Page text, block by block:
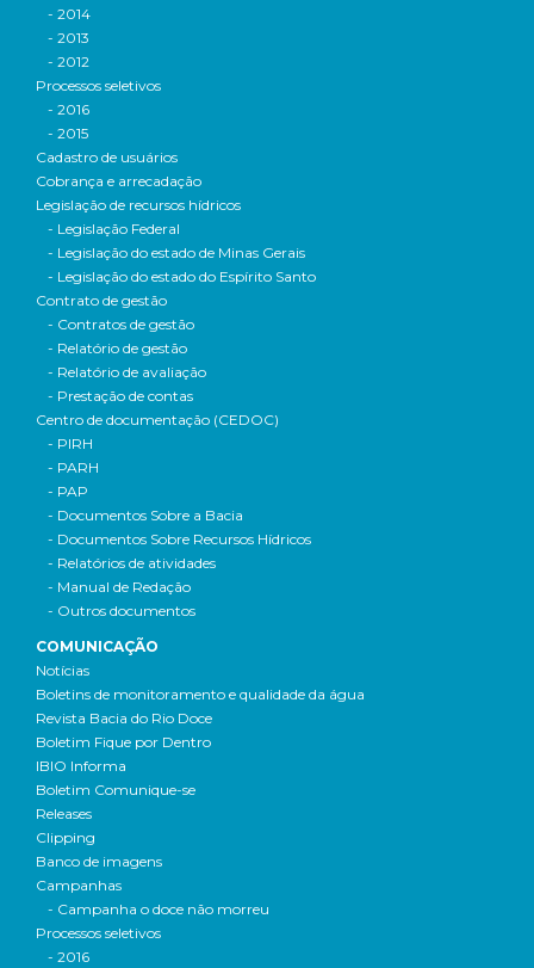
- 2014
- 2013
- 2012
Processos seletivos
- 2016
- 2015
Cadastro de usuários
Cobrança e arrecadação
Legislação de recursos hídricos
- Legislação Federal
- Legislação do estado de Minas Gerais
- Legislação do estado do Espírito Santo
Contrato de gestão
- Contratos de gestão
- Relatório de gestão
- Relatório de avaliação
- Prestação de contas
Centro de documentação (CEDOC)
- PIRH
- PARH
- PAP
- Documentos Sobre a Bacia
- Documentos Sobre Recursos Hídricos
- Relatórios de atividades
- Manual de Redação
- Outros documentos
COMUNICAÇÃO
Notícias
Boletins de monitoramento e qualidade da água
Revista Bacia do Rio Doce
Boletim Fique por Dentro
IBIO Informa
Boletim Comunique-se
Releases
Clipping
Banco de imagens
Campanhas
- Campanha o doce não morreu
Processos seletivos
- 2016